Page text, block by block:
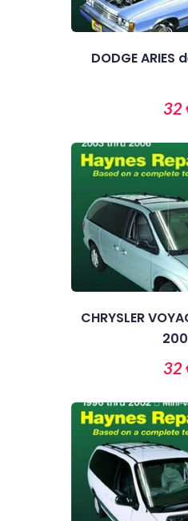
DODGE ARIES
32
CHRYSLER
32